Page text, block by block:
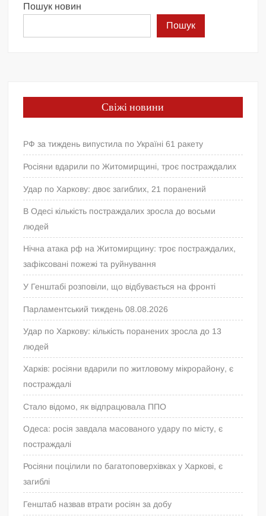
Пошук новин
Пошук
Свіжі новини
РФ за тиждень випустила по Україні 61 ракету
Росіяни вдарили по Житомирщині, троє постраждалих
Удар по Харкову: двоє загиблих, 21 поранений
В Одесі кількість постраждалих зросла до восьми
людей
Нічна атака рф на Житомирщину: троє постраждалих,
зафіксовані пожежі та руйнування
У Генштабі розповіли, що відбувається на фронті
Парламентський тиждень 08.08.2026
Удар по Харкову: кількість поранених зросла до 13
людей
Харків: росіяни вдарили по житловому мікрорайону, є
постраждалі
Стало відомо, як відпрацювала ППО
Одеса: росія завдала масованого удару по місту, є
постраждалі
Росіяни поцілили по багатоповерхівках у Харкові, є
загиблі
Генштаб назвав втрати росіян за добу